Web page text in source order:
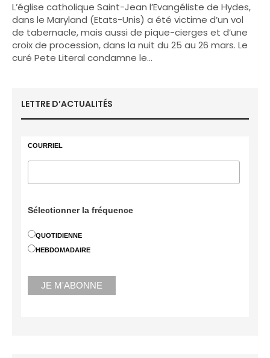
L’église catholique Saint-Jean l’Evangéliste de Hydes,
dans le Maryland (Etats-Unis) a été victime d’un vol
de tabernacle, mais aussi de pique-cierges et d’une
croix de procession, dans la nuit du 25 au 26 mars. Le
curé Pete Literal condamne le…
LETTRE D’ACTUALITÉS
COURRIEL
Sélectionner la fréquence
QUOTIDIENNE
HEBDOMADAIRE